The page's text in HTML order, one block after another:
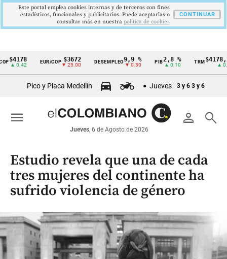
Cintillo
económicos
Colombia
$4178
▲ 0.42
EUR/COP $3672
▼ 25.00
DESEMPLEO 9,9 %
▼ 0.30
PIB2,8 %
▲ 0.10
TRM$4178,23
▲ 0.42
Pico y Placa Medellín Jueves 3 y 6 3 y 6
person search
Jueves, 6 de Agosto de 2026
menu
Estudio revela que una de cada
tres mujeres del continente ha
sufrido violencia de género
Este portal emplea cookies internas y de terceros con fines
estadísticos, funcionales y publicitarios. Puede aceptarlas o
consultar más en nuestra politica de cookies
CONTINUAR